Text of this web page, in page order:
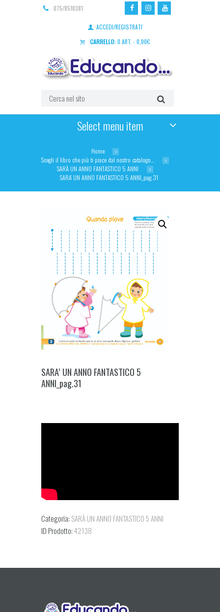
075/8510381
ACCEDI/REGISTRATI
CARRELLO: 0 ART. - 0,00€
Select menu item
Home
Scegli il libro che più ti piace dal nostro catalogo…
SARÀ UN ANNO FANTASTICO 5 ANNI
SARA’ UN ANNO FANTASTICO 5 ANNI_pag.31
SARA’ UN ANNO FANTASTICO 5
ANNI_pag.31
Categoria: SARÀ UN ANNO FANTASTICO 5 ANNI
ID Prodotto:42138